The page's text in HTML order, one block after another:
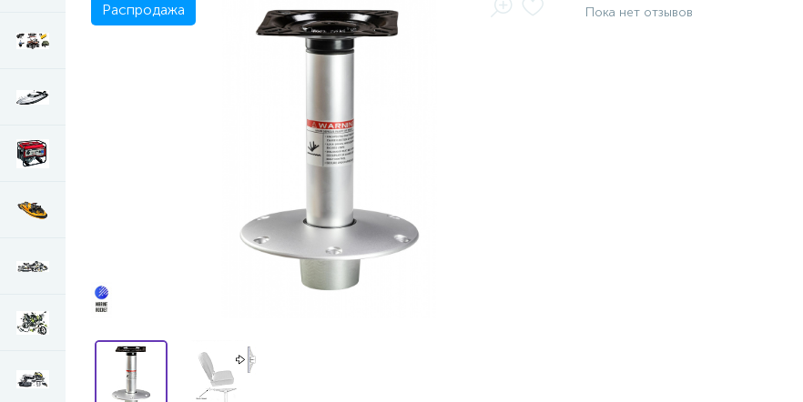
Распродажа Пока нет отзывов